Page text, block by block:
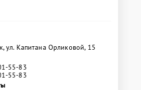
ул. Капитана Орликовой, 15
55-83
55-83